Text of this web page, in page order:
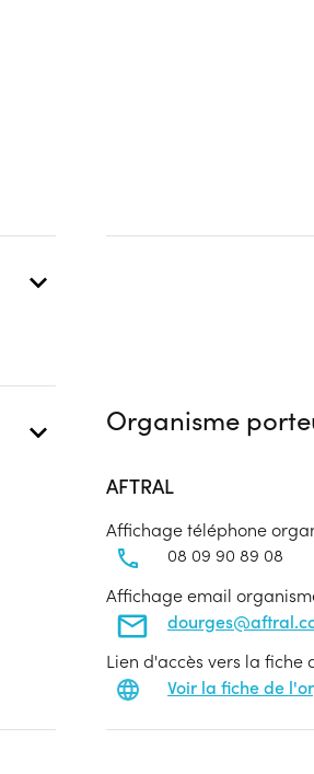
Organisme
AFTRAL
Affichage téléphone
08 09 90 89 08
Affichage email
Lien d'accès vers la fiche
Voir la fiche de